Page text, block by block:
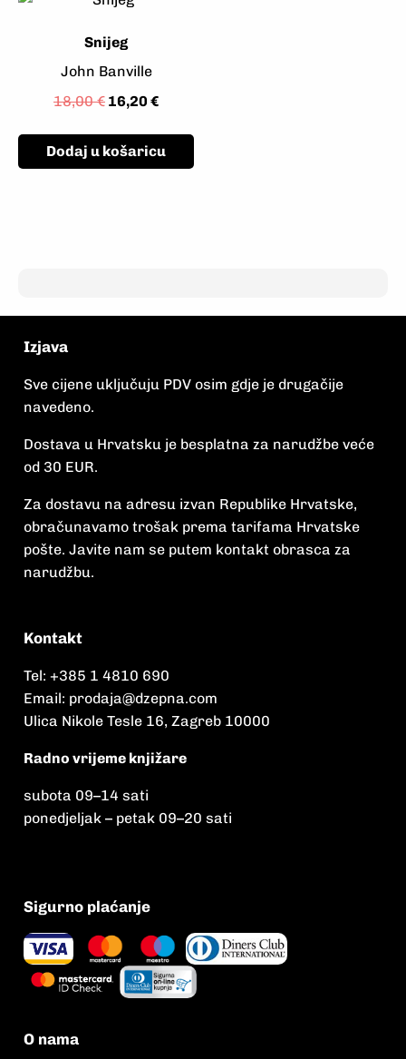
Snijeg
John Banville
18,00€ 16,20 €
Dodaj u košaricu
Izjava
Sve cijene uključuju PDV osim gdje je drugačije
navedeno.
Dostava u Hrvatsku je besplatna za narudžbe veće
od 30 EUR.
Za dostavu na adresu izvan Republike Hrvatske,
obračunavamo trošak prema tarifama Hrvatske
pošte. Javite nam se putem kontakt obrasca za
narudžbu.
Kontakt
Tel: +385 1 4810 690
Email: prodaja@dzepna.com
Ulica Nikole Tesle 16, Zagreb 10000
Radno vrijeme knjižare
subota 09–14 sati
ponedjeljak – petak 09–20 sati
Sigurno plaćanje
O nama